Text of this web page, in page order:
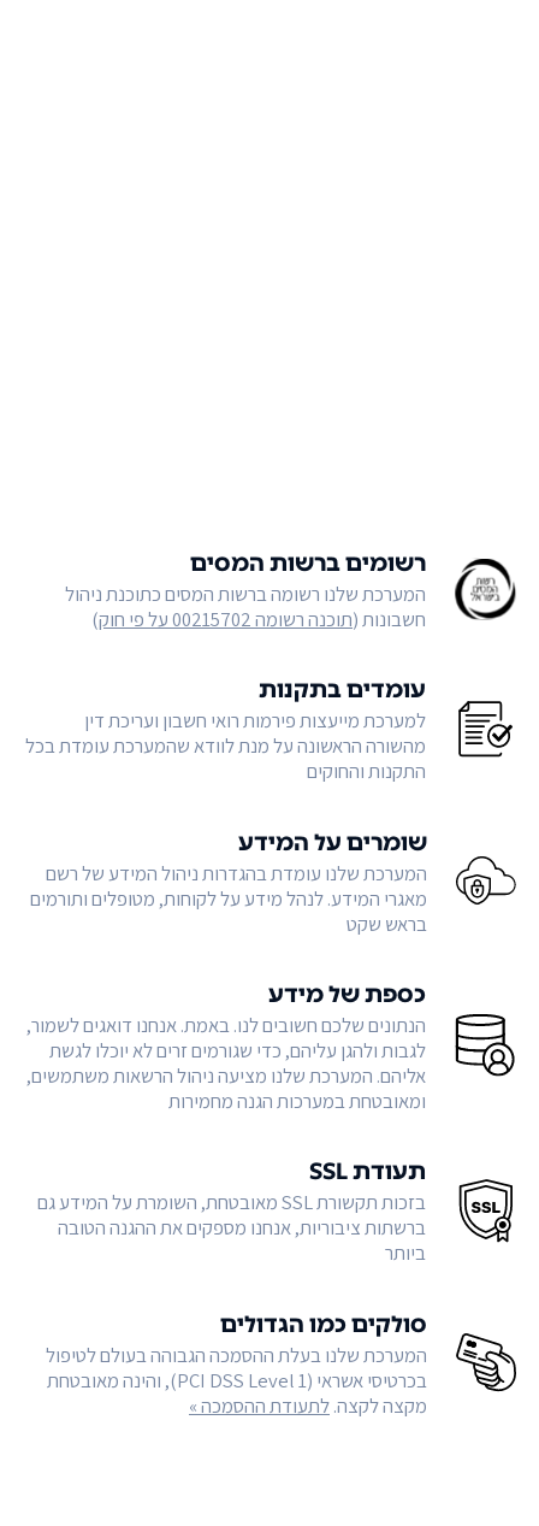
רשומים ברשות המסים
המערכת שלנו רשומה ברשות המסים כתוכנת ניהול
חשבונות (תוכנה רשומה 00215702 על פי חוק )
עומדים בתקנות
למערכת מייעצות פירמות רואי חשבון ועריכת דין
מהשורה הראשונה על מנת לוודא שהמערכת עומדת בכל
התקנות והחוקים
שומרים על המידע
המערכת שלנו עומדת בהגדרות ניהול המידע של רשם
מאגרי המידע. לנהל מידע על לקוחות, מטופלים ותורמים
בראש שקט
כספת של מידע
הנתונים שלכם חשובים לנו. באמת. אנחנו דואגים לשמור,
לגבות ולהגן עליהם, כדי שגורמים זרים לא יוכלו לגשת
אליהם. המערכת שלנו מציעה ניהול הרשאות משתמשים,
ומאובטחת במערכות הגנה מחמירות
תעודת SSL
בזכות תקשורת SSL מאובטחת, השומרת על המידע גם
ברשתות ציבוריות, אנחנו מספקים את ההגנה הטובה
ביותר
סולקים כמו הגדולים
המערכת שלנו בעלת ההסמכה הגבוהה בעולם לטיפול
בכרטיסי אשראי (PCI DSS Level 1), והינה מאובטחת
מקצה לקצה.לתעודת ההסמכה »